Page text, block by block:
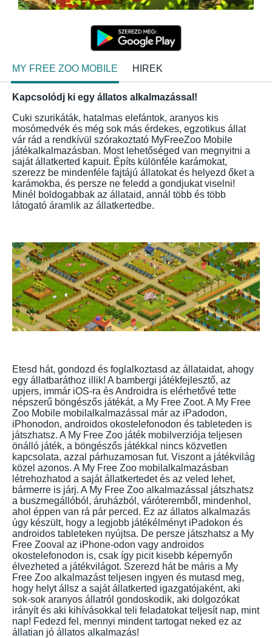
MY FREE ZOO MOBILE HIREK
Kapcsolódj ki egy állatos alkalmazással!
Cuki szurikáták, hatalmas elefántok, aranyos kis
mosómedvék és még sok más érdekes, egzotikus állat
vár rád a rendkívül szórakoztató MyFreeZoo Mobile
játékalkalmazásban. Most lehetőséged van megnyitni a
saját állatkerted kapuit. Építs különféle karámokat,
szerezz be mindenféle fajtájú állatokat és helyezd őket a
karámokba, és persze ne feledd a gondjukat viselni!
Minél boldogabbak az állataid, annál több és több
látogató áramlik az állatkertedbe.
Etesd hát, gondozd és foglalkoztasd az állataidat, ahogy
egy állatbaráthoz illik! A bambergi játékfejlesztő, az
upjers, immár iOS-ra és Androidra is elérhetővé tette
népszerű böngészős játékát, a My Free Zoot. A My Free
Zoo Mobile mobilalkalmazással már az iPadodon,
iPhonodon, androidos okostelefonodon és tableteden is
játszhatsz. A My Free Zoo játék mobilverziója teljesen
önálló játék, a böngészős játékkal nincs közvetlen
kapcsolata, azzal párhuzamosan fut. Viszont a játékvilág
közel azonos. A My Free Zoo mobilalkalmazásban
létrehozhatod a saját állatkertedet és az veled lehet,
bármerre is járj. A My Free Zoo alkalmazással játszhatsz
a buszmegállóból, áruházból, váróteremből, mindenhol,
ahol éppen van rá pár perced. Ez az állatos alkalmazás
úgy készült, hogy a legjobb játékélményt iPadokon és
androidos tableteken nyújtsa. De persze játszhatsz a My
Free Zooval az iPhone-odon vagy androidos
okostelefonodon is, csak így picit kisebb képernyőn
élvezheted a játékvilágot. Szerezd hát be máris a My
Free Zoo alkalmazást teljesen ingyen és mutasd meg,
hogy helyt állsz a saját állatkerted igazgatójaként, aki
sok-sok aranyos állatról gondoskodik, aki dolgozókat
irányít és aki kihívásokkal teli feladatokat teljesít nap, mint
nap! Fedezd fel, mennyi mindent tartogat neked ez az
állatian jó állatos alkalmazás!